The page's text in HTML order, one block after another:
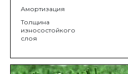
Амортизация
Толщина
износостойкого
слоя